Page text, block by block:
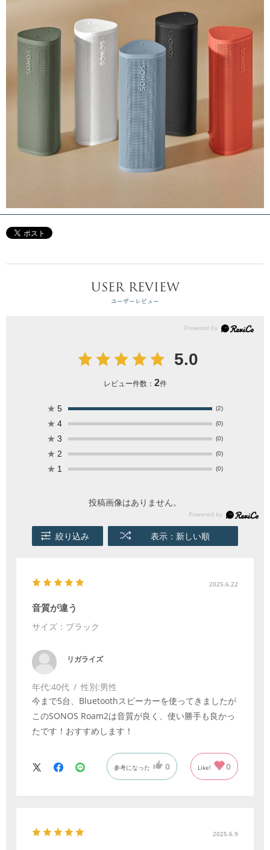
USER REVIEW
ユーザーレビュー
5.0
レビュー件数： 2件
★ 5 (2)
★ 4 (0)
★ 3 (0)
★ 2 (0)
★ 1 (0)
投稿画像はありません。
絞り込み 表示：新しい順
2025.6.22
音質が違う
サイズ：ブラック
リガライズ
年代:40代 性別:男性
今まで5台、Bluetoothスピーカーを使ってきましたが
このSONOS Roam2は音質が良く、使い勝手も良かっ
たです！おすすめします！
参考になった 0 Like! 0
2025.6.9